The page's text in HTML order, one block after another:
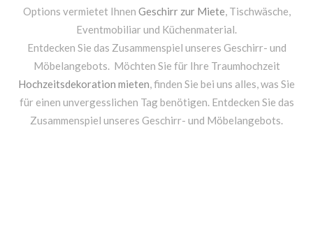
Options vermietet Ihnen Geschirr zur Miete, Tischwäsche,
Eventmobiliar und Küchenmaterial.
Entdecken Sie das Zusammenspiel unseres Geschirr- und
Möbelangebots. Möchten Sie für Ihre Traumhochzeit
Hochzeitsdekoration mieten, finden Sie bei uns alles, was Sie
für einen unvergesslichen Tag benötigen. Entdecken Sie das
Zusammenspiel unseres Geschirr- und Möbelangebots.